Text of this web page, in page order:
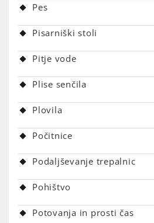
Pes
Pisarniški stoli
Pitje vode
Plise senčila
Plovila
Počitnice
Podaljševanje trepalnic
Pohištvo
Potovanja in prosti čas